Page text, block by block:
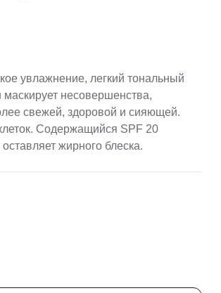
увлажнение, легкий тональный
несовершенства,
свежей, здоровой и сияющей.
Содержащийся SPF 20
жирного блеска.